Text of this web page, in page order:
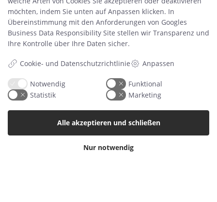
Information
Kostenlose Downloads
Druckzeiten
Handelsbedingungen & FAQ
Über uns
Produkt
Retourenetikett
möchten, indem Sie unten auf Anpassen klicken. In
Übereinstimmung mit den Anforderungen von Googles
Business Data Responsibility Site stellen wir Transparenz und
Ihre Kontrolle über Ihre Daten sicher.
Cookie- und Datenschutzrichtlinie Anpassen
Notwendig
Funktional
Statistik
Marketing
Nur notwendig
Alle akzeptieren und schließen